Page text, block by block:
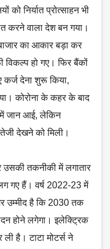
को निर्यात प्रोत्साहन भी
करने वाला देश बन गया।
का आकार बड़ा कर
विकल्प हो गए। फिर बैंकों
कर्ज देना शुरू किया,
कोरोना के कहर के बाद
में जान आई, लेकिन
देखने को मिली।
उसकी तकनीकी में लगातार
गए हैं। वर्ष 2022-23 में
उम्मीद है कि 2030 तक
होने लगेगा। इलेक्ट्रिक
ली है। टाटा मोटर्स ने